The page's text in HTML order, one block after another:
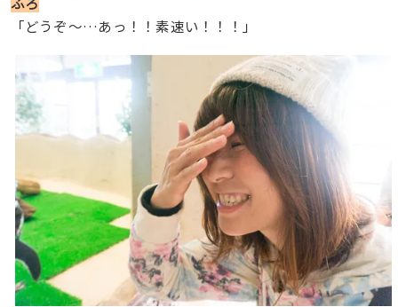
「どうぞ〜…あっ！！素速い！！！」